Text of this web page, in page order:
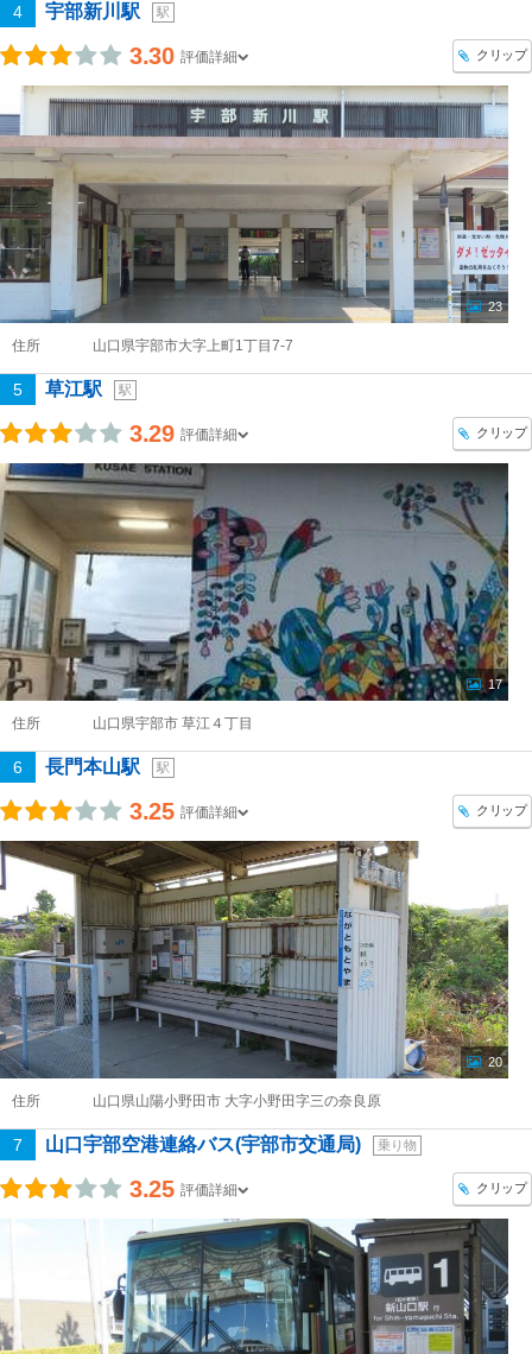
4 宇部新川駅 駅
3.30 評価詳細 クリップ
23
住所 山口県宇部市大字上町1丁目7-7
5 草江駅 駅
3.29 評価詳細 クリップ
17
住所 山口県宇部市 草江４丁目
6 長門本山駅 駅
3.25 評価詳細 クリップ
20
住所 山口県山陽小野田市 大字小野田字三の奈良原
7 山口宇部空港連絡バス(宇部市交通局) 乗り物
3.25 評価詳細 クリップ